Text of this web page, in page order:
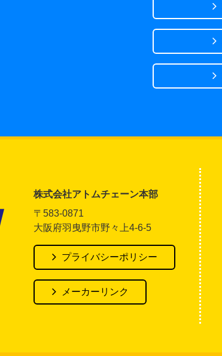
アトム電器チェーン
株式会社アトムチェーン本部
〒583-0871
大阪府羽曳野市野々上4-6-5
プライバシーポリシー
メーカーリンク